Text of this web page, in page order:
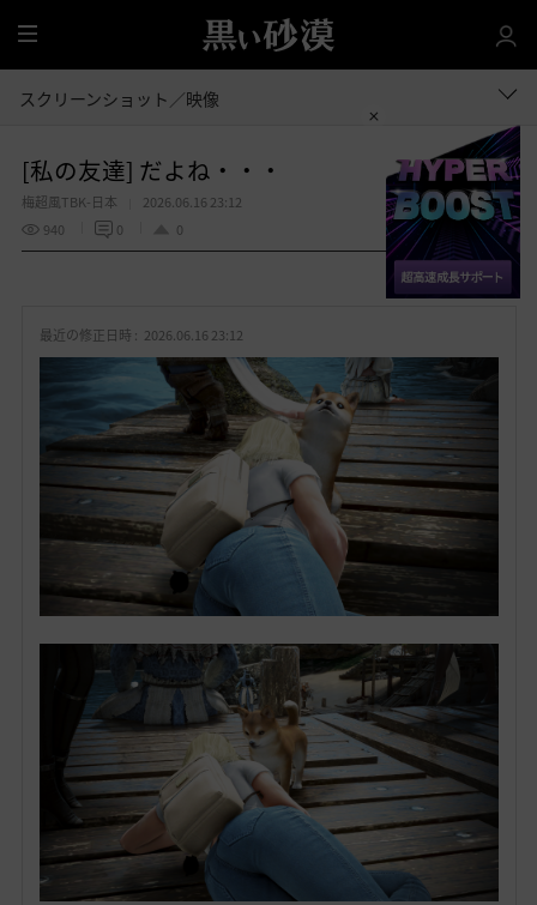
全
体
スクリーンショット／映像
[私の友達] だよね・・・
梅超風TBK-日本
2026.06.16 23:12
940
0 0
お
入
り
共有する
最近の修正日時 : 2026.06.16 23:12